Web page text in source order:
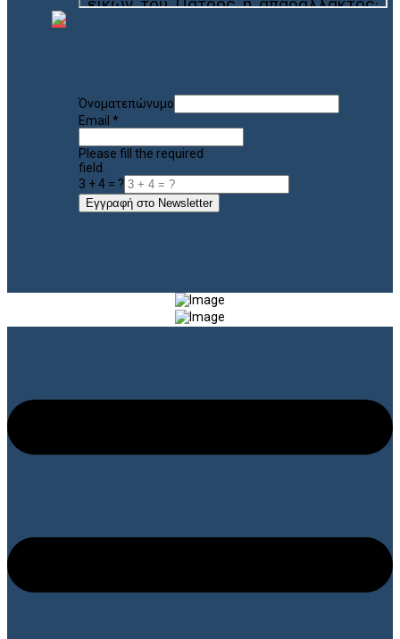
Όνοματεπώνυμο
Email *
Please fill the required
field.
3 + 4 = ?
Εγγραφή στο Newsletter